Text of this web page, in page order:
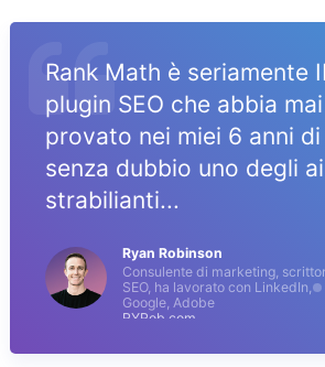
Rank Math è seriamente
plugin SEO che abbia
provato nei miei 6 anni
senza dubbio uno degli
strabilianti...
Ryan Robinson
Consulente di marketing,
SEO, ha lavorato con LinkedIn,
Google, Adobe
RYRob.com